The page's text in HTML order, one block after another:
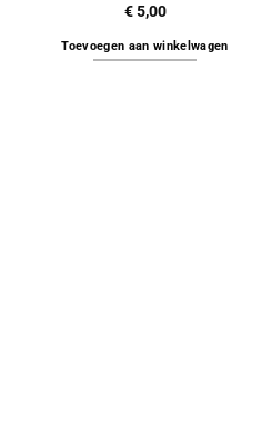
€5,00
Toevoegen aan winkelwagen